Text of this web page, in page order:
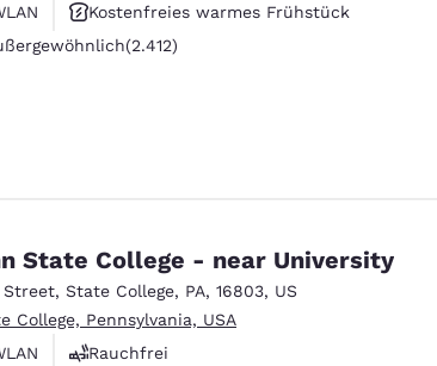
Kostenfreies warmes Frühstück
Außergewöhnlich. 2412 Bewertungen
(2.412)
State College - near University
Street, State College, PA, 16803, US
College, Pennsylvania, USA
Rauchfrei